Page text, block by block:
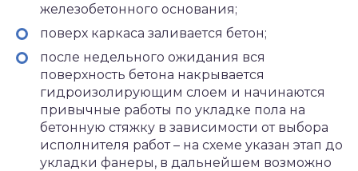
железобетонного основания;
поверх каркаса заливается бетон;
после недельного ожидания вся
поверхность бетона накрывается
гидроизолирующим слоем и начинаются
привычные работы по укладке пола на
бетонную стяжку в зависимости от выбора
исполнителя работ – на схеме указан этап до
укладки фанеры, в дальнейшем возможно